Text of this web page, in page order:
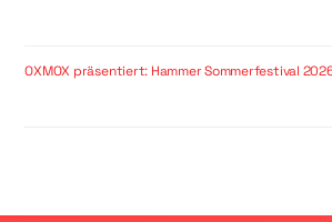
OXMOX präsentiert: Hammer Sommerfestival